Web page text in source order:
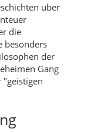
über
die
besonders
der
Gang
"geistigen